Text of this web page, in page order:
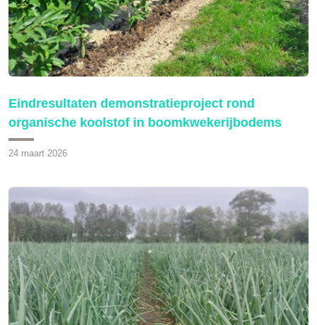
Eindresultaten demonstratieproject rond
organische koolstof in boomkwekerijbodems
24 maart 2026